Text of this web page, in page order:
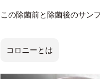
この除菌前と除菌後のサン
コロニーとは